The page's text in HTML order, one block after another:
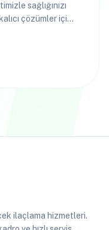
sağlığınızı
çözümler için
ilaçlama hizmetleri.